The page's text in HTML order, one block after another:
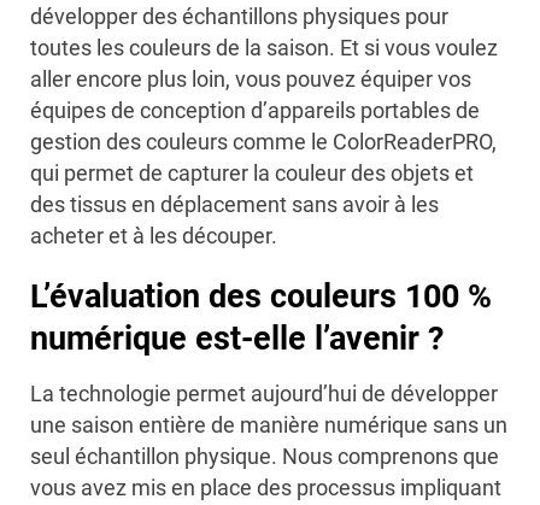
développer des échantillons physiques pour
toutes les couleurs de la saison. Et si vous voulez
aller encore plus loin, vous pouvez équiper vos
équipes de conception d’appareils portables de
gestion des couleurs comme le ColorReaderPRO,
qui permet de capturer la couleur des objets et
des tissus en déplacement sans avoir à les
acheter et à les découper.
L’évaluation des couleurs 100 %
numérique est-elle l’avenir ?
La technologie permet aujourd’hui de développer
une saison entière de manière numérique sans un
seul échantillon physique. Nous comprenons que
vous avez mis en place des processus impliquant